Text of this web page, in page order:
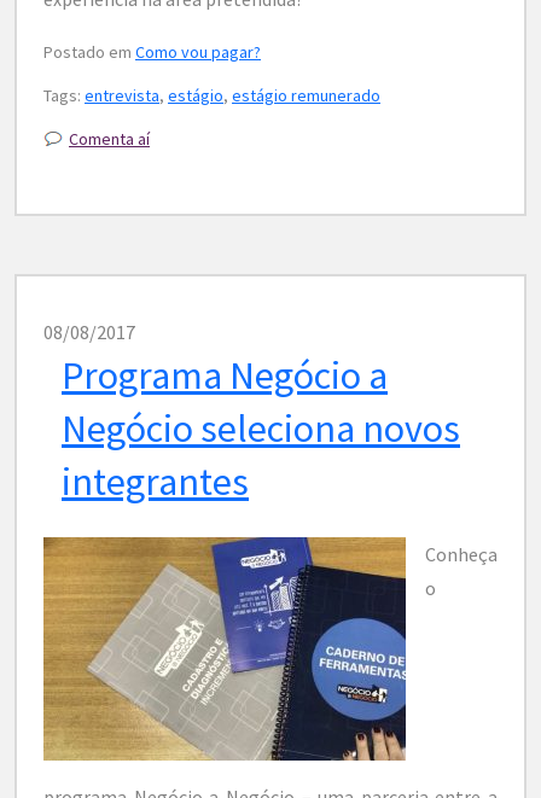
Postado em Como vou pagar?
Tags: entrevista, estágio, estágio remunerado
Comenta aí
08/08/2017
Programa Negócio a
Negócio seleciona novos
integrantes
Conheça
o